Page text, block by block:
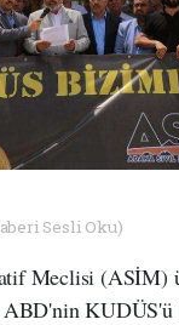
Sesli Oku)
Meclisi (ASİM)
ABD'nin